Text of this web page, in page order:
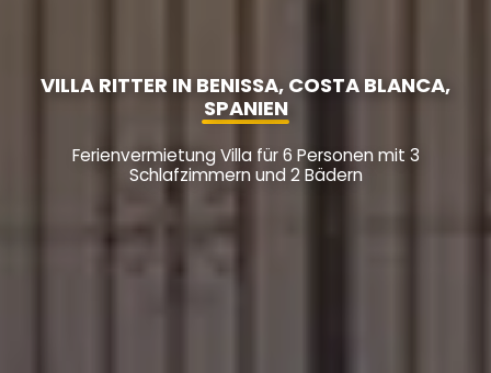
VILLA RITTER IN BENISSA, COSTA BLANCA,
SPANIEN
Ferienvermietung Villa für 6 Personen mit 3
Schlafzimmern und 2 Bädern